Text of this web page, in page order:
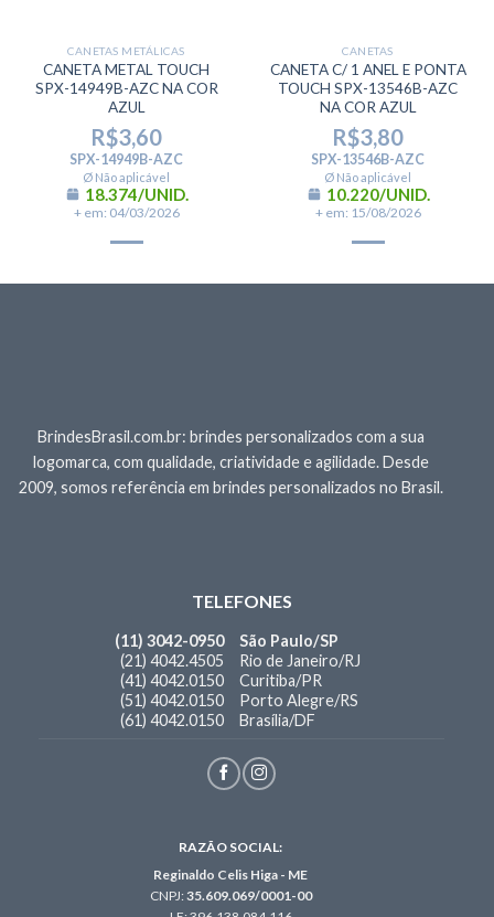
CANETAS METÁLICAS
CANETA METAL TOUCH
SPX-14949B-AZC NA COR
AZUL
R$3,60
SPX-14949B-AZC
Ø Não aplicável
18.374/UNID.
+ em: 04/03/2026
CANETAS
CANETA C/ 1 ANEL E PONTA
TOUCH SPX-13546B-AZC
NA COR AZUL
R$3,80
SPX-13546B-AZC
Ø Não aplicável
10.220/UNID.
+ em: 15/08/2026
BrindesBrasil.com.br: brindes personalizados com a sua
logomarca, com qualidade, criatividade e agilidade. Desde
2009, somos referência em brindes personalizados no Brasil.
TELEFONES
(11) 3042-0950
(21) 4042.4505
(41) 4042.0150
(51) 4042.0150
(61) 4042.0150
São Paulo/SP
Rio de Janeiro/RJ
Curitiba/PR
Porto Alegre/RS
Brasília/DF
RAZÃO SOCIAL:
Reginaldo Celis Higa - ME
CNPJ: 35.609.069/0001-00